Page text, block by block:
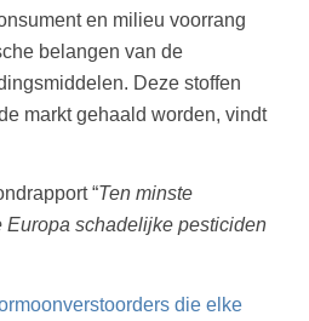
en milieu voorrang
belangen van de
Deze stoffen
markt gehaald worden, vindt
“Ten minste
schadelijke pesticiden
die elke